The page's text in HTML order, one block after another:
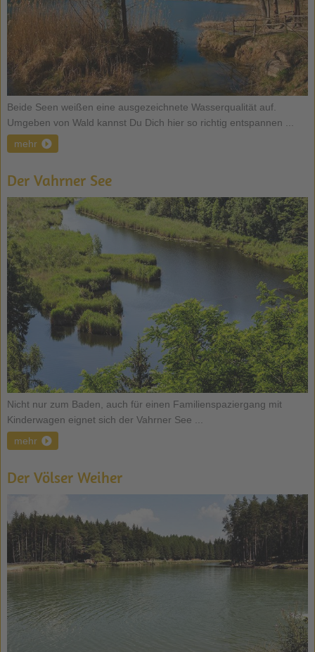
Beide Seen weißen eine ausgezeichnete Wasserqualität auf.
Umgeben von Wald kannst Du Dich hier so richtig entspannen ...
mehr
Der Vahrner See
Nicht nur zum Baden, auch für einen Familienspaziergang mit
Kinderwagen eignet sich der Vahrner See ...
mehr
Der Völser Weiher